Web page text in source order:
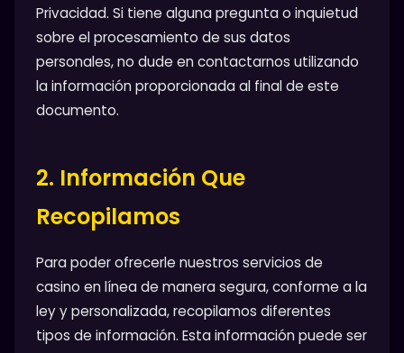
Privacidad. Si tiene alguna pregunta o inquietud
sobre el procesamiento de sus datos
personales, no dude en contactarnos utilizando
la información proporcionada al final de este
documento.
2. Información Que
Recopilamos
Para poder ofrecerle nuestros servicios de
casino en línea de manera segura, conforme a la
ley y personalizada, recopilamos diferentes
tipos de información. Esta información puede ser